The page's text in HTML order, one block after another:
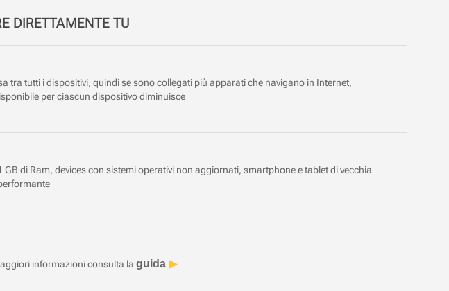
DIRETTAMENTE TU
tra tutti i dispositivi, quindi se sono collegati più apparati che navigano in Internet,
per ciascun dispositivo diminuisce
di Ram, devices con sistemi operativi non aggiornati, smartphone e tablet di vecchia
informazioni consulta la guida